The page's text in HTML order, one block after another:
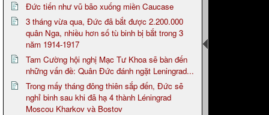
Đức tiến như vũ bão xuống miền Caucase
3 tháng vừa qua, Đức đã bắt được 2.200.000
quân Nga, nhiều hơn số tù binh bị bắt trong 3
năm 1914-1917
Tam Cường hội nghị Mạc Tư Khoa sẽ bàn đến
những vấn đề: Quân Đức đánh ngặt Leningrad...
Trong mấy tháng đông thiên sắp đến, Đức sẽ
nghỉ binh sau khi đã hạ 4 thành Léningrad
Moscou Kharkov và Bostov